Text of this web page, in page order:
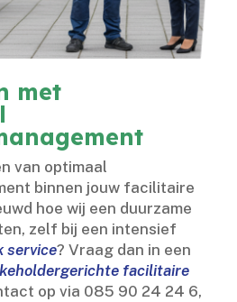
met
van optimaal
binnen jouw facilitaire
hoe wij een duurzame
zelf bij een intensief
service? Vraag dan in een
facilitaire
op via 085 90 24 24 6,